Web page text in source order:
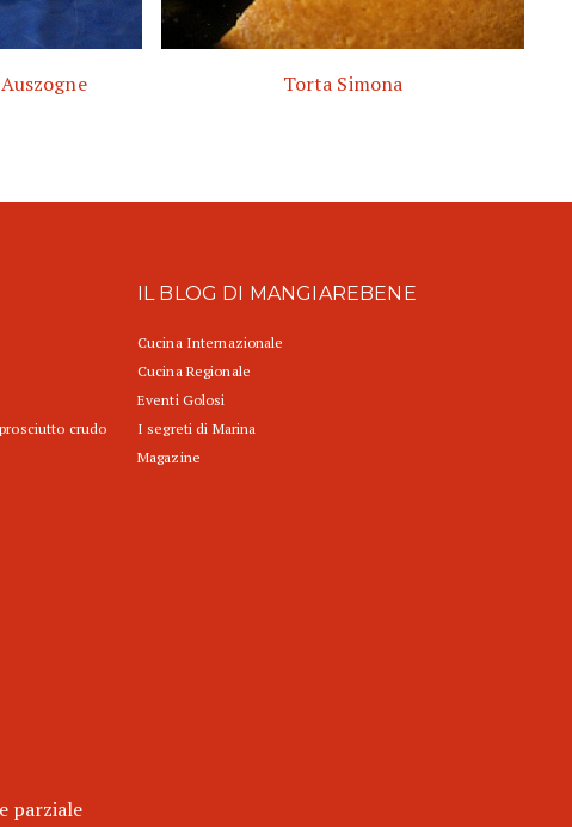
Torta Simona
crudo
IL BLOG DI MANGIAREBENE
Cucina Internazionale
Cucina Regionale
Eventi Golosi
I segreti di Marina
Magazine
parziale